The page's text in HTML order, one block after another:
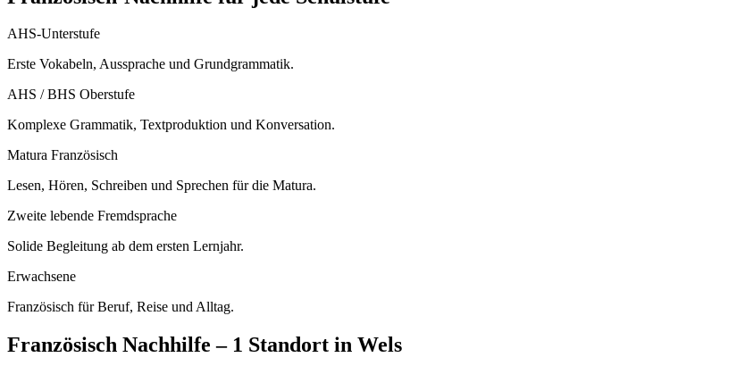
AHS-Unterstufe
Erste Vokabeln, Aussprache und Grundgrammatik.
AHS / BHS Oberstufe
Komplexe Grammatik, Textproduktion und Konversation.
Matura Französisch
Lesen, Hören, Schreiben und Sprechen für die Matura.
Zweite lebende Fremdsprache
Solide Begleitung ab dem ersten Lernjahr.
Erwachsene
Französisch für Beruf, Reise und Alltag.
Französisch Nachhilfe – 1 Standort in Wels